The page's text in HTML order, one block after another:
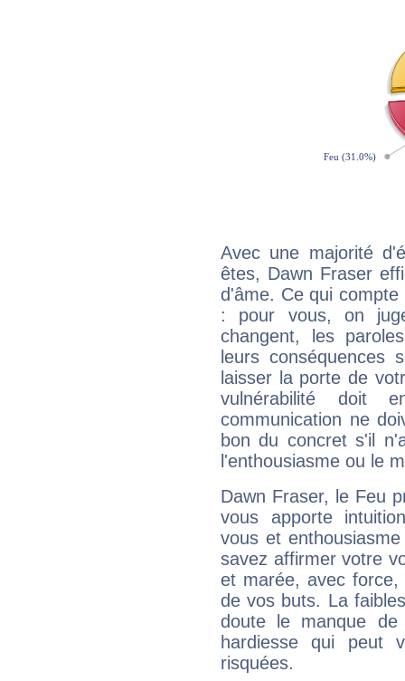
Avec une majorité
êtes, Dawn Fraser
d'âme. Ce qui
: pour vous, on
changent, les
leurs conséquences
laisser la porte de
vulnérabilité doit
communication ne
bon du concret s'il
l'enthousiasme ou le
Dawn Fraser, le Feu
vous apporte
vous et
savez affirmer votre
et marée, avec
de vos buts. La
doute le manque
hardiesse qui peut
risquées.